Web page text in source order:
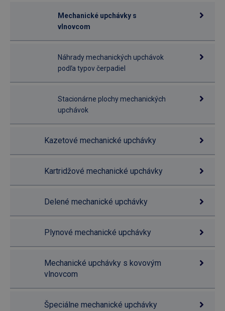
Mechanické upchávky s
vlnovcom
Náhrady mechanických upchávok
podľa typov čerpadiel
Stacionárne plochy mechanických
upchávok
Kazetové mechanické upchávky
Kartridžové mechanické upchávky
Delené mechanické upchávky
Plynové mechanické upchávky
Mechanické upchávky s kovovým
vlnovcom
Špeciálne mechanické upchávky